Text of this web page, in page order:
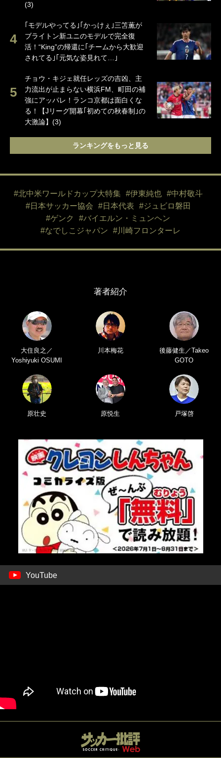
(3)
｢モデルやってる｣｢かっけぇ｣三笘薫が
ブライトン新ユニのモデルで完全復
活！“King”の帰還に｢チームから大歓迎
されてる｣｢元気な姿見れて…｣
チョウ・キジェ就任レッズの吉凶、主
力流出が止まらない横浜FM、町田の補
強にアッパレ！ランコ京都は面白くな
る！【Jリーグ開幕｢初めての秋春制｣の
大激論】(3)
ランキングをもっと見る
#北中米ワールドカップ大特集 #伊東純也
#中村敬斗
#日本サッカー協会
#日本代表
#ジュビロ磐田
#ゲンク
#バイエルン・ミュンヘン
#なでしこジャパン
#川崎フロンターレ
著者紹介
大住良之／
Yoshiyuki OSUMI
川本梅花
後藤健生／Takeo
GOTO
原壮史 原悦生 戸塚啓
YouTube